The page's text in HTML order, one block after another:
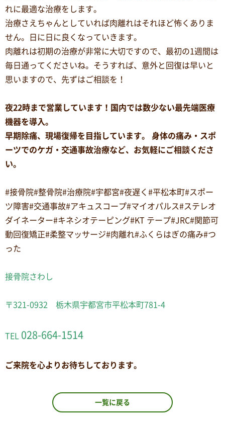
れに最適な治療をします。
治療さえちゃんとしていれば肉離れはそれほど怖くありま
せん。日に日に良くなっていきます。
肉離れは初期の治療が非常に大切ですので、最初の1週間は
毎日通ってくださいね。そうすれば、意外と回復は早いと
思いますので、先ずはご相談を！
夜22時まで営業しています！国内では数少ない最先端医療
機器を導入。
早期除痛、現場復帰を目指しています。 身体の痛み・スポ
ーツでのケガ・交通事故治療など、お気軽にご相談くださ
い。
#接骨院#整骨院#治療院#宇都宮#夜遅く#平松本町#スポー
ツ障害#交通事故#アキュスコープ#マイオパルス#ステレオ
ダイネーター#キネシオテーピング#KT テープ#JRC#関節可
動回復矯正#柔整マッサージ#肉離れ#ふくらはぎの痛み#つ
った
接骨院さわし
〒321-0932 栃木県宇都宮市平松本町781-4
TEL 028-664-1514
ご来院を心よりお待ちしております。
一覧に戻る